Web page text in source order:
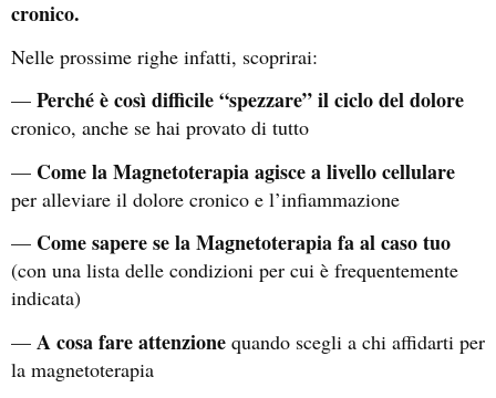
cronico.
Nelle prossime righe infatti, scoprirai:
— Perché è così difficile “spezzare” il ciclo del dolore
cronico, anche se hai provato di tutto
— Come la Magnetoterapia agisce a livello cellulare
per alleviare il dolore cronico e l’infiammazione
— Come sapere se la Magnetoterapia fa al caso tuo
(con una lista delle condizioni per cui è frequentemente
indicata)
— A cosa fare attenzione quando scegli a chi affidarti per
la magnetoterapia